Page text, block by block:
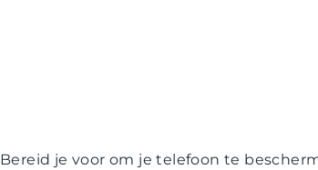
Bereid je voor om je telefoon te